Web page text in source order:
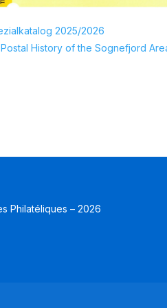
2025/2026
Postal History of the Sognefjord
Philatéliques – 2026